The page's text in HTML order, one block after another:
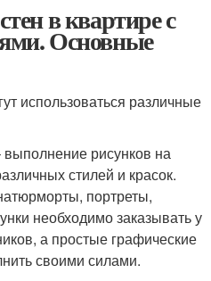
в квартире с
Основные
использоваться различные
рисунков на
стилей и красок.
портреты,
необходимо заказывать у
а простые графические
своими силами.